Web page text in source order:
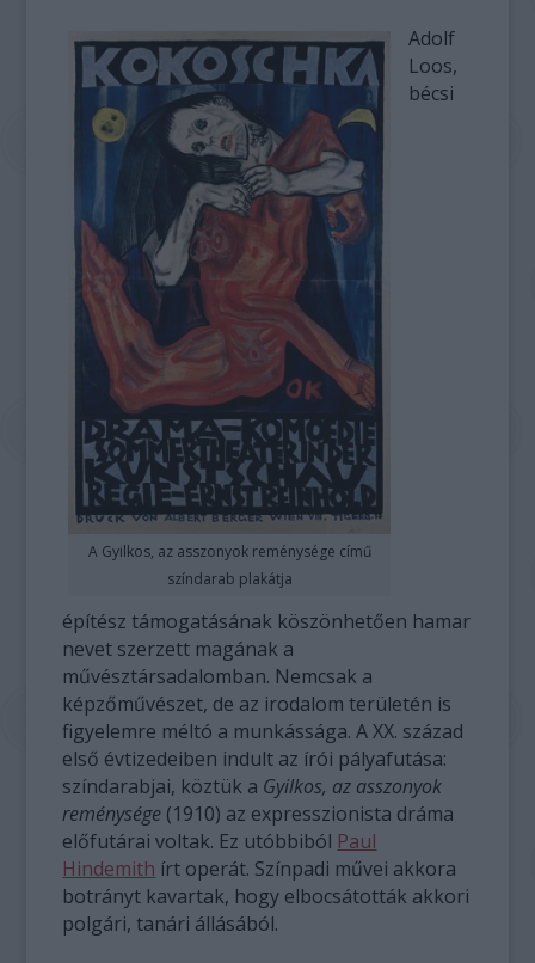
A Gyilkos, az asszonyok reménysége című
színdarab plakátja
Adolf
Loos,
bécsi
építész támogatásának köszönhetően hamar
nevet szerzett magának a
művésztársadalomban. Nemcsak a
képzőművészet, de az irodalom területén is
figyelemre méltó a munkássága. A XX. század
első évtizedeiben indult az írói pályafutása:
színdarabjai, köztük a Gyilkos, az asszonyok
reménysége (1910) az expresszionista dráma
előfutárai voltak. Ez utóbbiból Paul
Hindemith írt operát. Színpadi művei akkora
botrányt kavartak, hogy elbocsátották akkori
polgári, tanári állásából.